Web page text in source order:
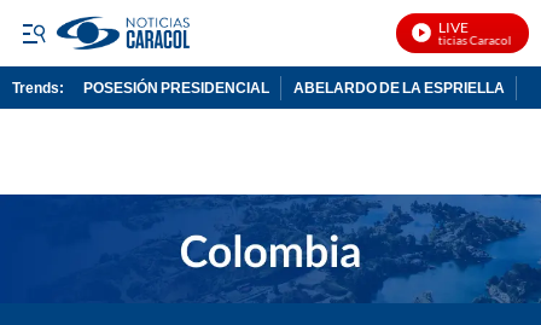
LIVE
Noticias Caracol En
Trends: POSESIÓN PRESIDENCIAL ABELARDO DE LA ESPRIELLA